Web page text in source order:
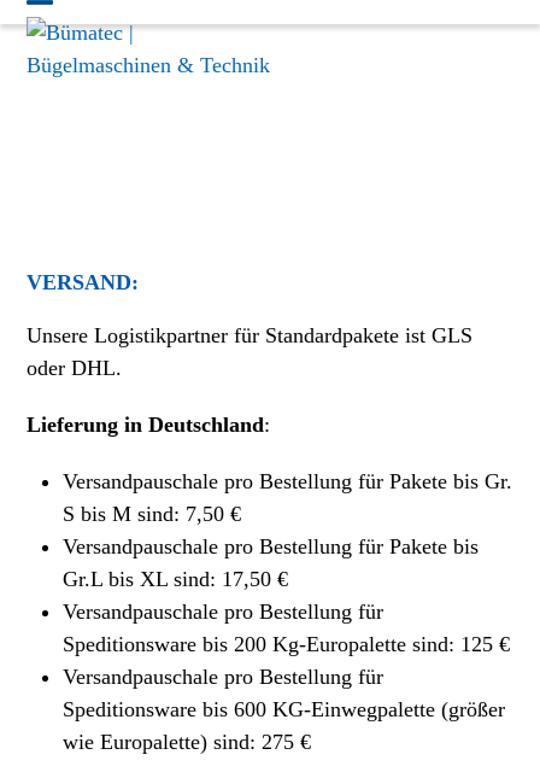
Skip
content
Open
mobile
Close
mobile
VERSAND:
Unsere Logistikpartner für Standardpakete ist GLS
oder DHL.
Lieferung in Deutschland:
Versandpauschale pro Bestellung für Pakete bis Gr.
S bis M sind: 7,50 €
Versandpauschale pro Bestellung für Pakete bis
Gr.L bis XL sind: 17,50 €
Versandpauschale pro Bestellung für
Speditionsware bis 200 Kg-Europalette sind: 125 €
Versandpauschale pro Bestellung für
Speditionsware bis 600 KG-Einwegpalette (größer
wie Europalette) sind: 275 €